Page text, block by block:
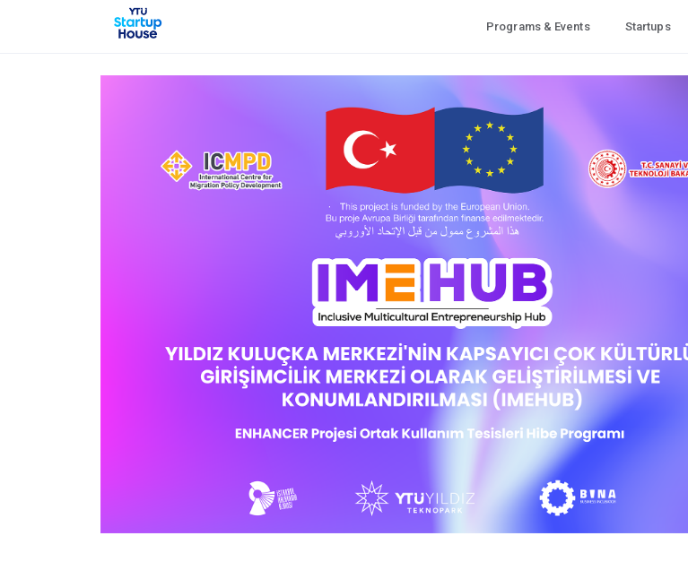
Programs & Events Startups